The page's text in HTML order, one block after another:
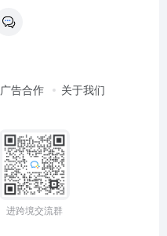
广告合作 关于我们
进跨境交流群